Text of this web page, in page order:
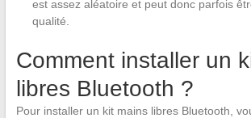
est assez aléatoire et peut donc parfois
qualité.
Comment installer un
libres Bluetooth ?
Pour installer un kit mains libres Bluetooth,